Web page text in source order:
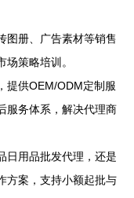
图册、广告素材等销售
策略培训。
提供OEM/ODM定制服
服务体系，解决代理商
日用品批发代理，还是
方案，支持小额起批与